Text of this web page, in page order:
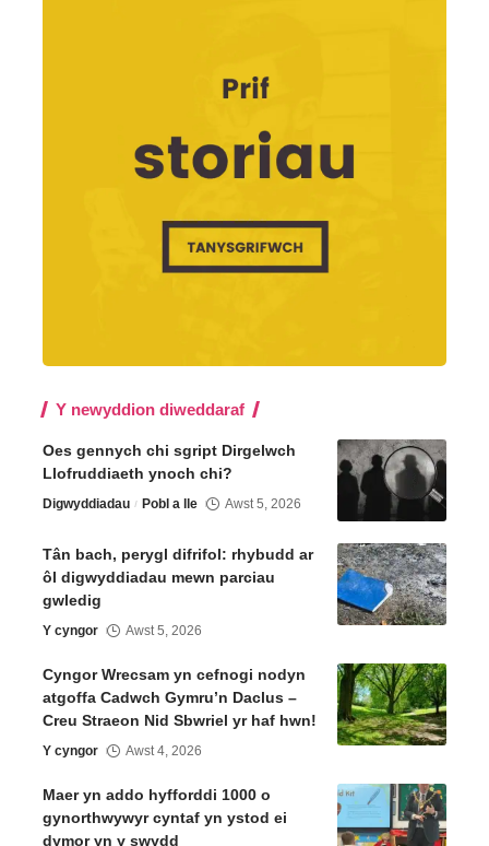
Y newyddion diweddaraf
Oes gennych chi sgript Dirgelwch
Llofruddiaeth ynoch chi?
Digwyddiadau Pobl a lle Awst 5, 2026
Tân bach, perygl difrifol: rhybudd ar
ôl digwyddiadau mewn parciau
gwledig
Y cyngor Awst 5, 2026
Cyngor Wrecsam yn cefnogi nodyn
atgoffa Cadwch Gymru’n Daclus –
Creu Straeon Nid Sbwriel yr haf hwn!
Y cyngor Awst 4, 2026
Maer yn addo hyfforddi 1000 o
gynorthwywyr cyntaf yn ystod ei
dymor yn y swydd